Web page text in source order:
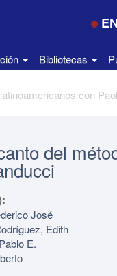
Bibliotecas
con
del
José
Edith
E.